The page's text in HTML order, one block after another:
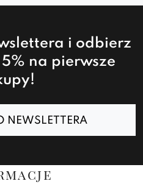
i odbierz
na pierwsze
NEWSLETTERA